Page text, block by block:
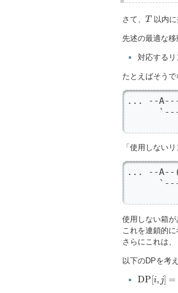
さて、 T
T以内に
先述の最適な
対応する
たとえばそう
... --
「使用しない
... --A--
使用しない箱
これを連鎖的
さらにこれは
以下のDPを考
DP[i, j] =
DP[i,j =